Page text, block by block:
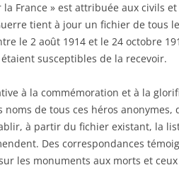
France » est attribuée aux civils
tient à jour un fichier de tous
le 2 août 1914 et le 24 octobre
susceptibles de la recevoir.
à la commémoration et à la
de tous ces héros
à partir du fichier existant, la
Des correspondances
les monuments aux morts et